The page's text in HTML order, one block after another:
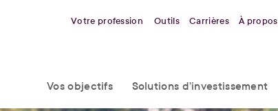
Votre profession Outils Carrières À propos
Vos objectifs Solutions d’investissement